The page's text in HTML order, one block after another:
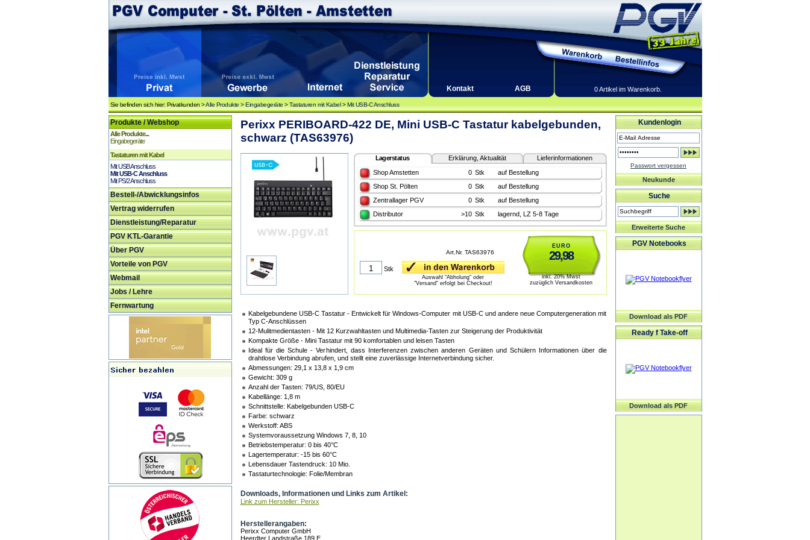
Kontakt AGB 0 Artikel im Warenkorb.
Sie befinden sich hier: Privatkunden >Alle Produkte >Eingabegeräte >Tastaturen mit Kabel>Mit USB-C Anschluss
Produkte / Webshop
Alle Produkte...
Eingabegeräte
Tastaturen mit Kabel
Mit USB Anschluss
Mit USB-C Anschluss
Mit PS/2 Anschluss
Bestell-/Abwicklungsinfos
Vertrag widerrufen
Dienstleistung/Reparatur
PGV KTL-Garantie
Über PGV
Vorteile von PGV
Webmail
Jobs / Lehre
Fernwartung
Perixx PERIBOARD-422 DE, Mini USB-C Tastatur kabelgebunden,
schwarz (TAS63976)
Lagerstatus Erklärung, Aktualität
Lieferinformationen
Shop Amstetten
0 Stk
auf Bestellung
Shop St. Pölten
0 Stk
auf Bestellung
Zentrallager PGV
0 Stk
auf Bestellung
Distributor
>10 Stk lagernd, LZ 5-8 Tage
EURO
29,98
inkl. 20% Mwst
zuzüglich Versandkosten
Art.Nr. TAS63976
Stk
Auswahl "Abholung" oder
"Versand" erfolgt bei Checkout!
Kabelgebundene USB-C Tastatur - Entwickelt für Windows-Computer mit USB-C und andere neue Computergeneration mit
Typ C-Anschlüssen
12-Mulitmedientasten - Mit 12 Kurzwahltasten und Multimedia-Tasten zur Steigerung der Produktivität
Kompakte Größe - Mini Tastatur mit 90 komfortablen und leisen Tasten
Ideal für die Schule - Verhindert, dass Interferenzen zwischen anderen Geräten und Schülern Informationen über die
drahtlose Verbindung abrufen, und stellt eine zuverlässige Internetverbindung sicher.
Abmessungen: 29,1 x 13,8 x 1,9 cm
Gewicht: 309 g
Anzahl der Tasten: 79/US, 80/EU
Kabellänge: 1,8 m
Schnittstelle: Kabelgebunden USB-C
Farbe: schwarz
Werkstoff: ABS
Systemvoraussetzung Windows 7, 8, 10
Betriebstemperatur: 0 bis 40°C
Lagertemperatur: -15 bis 60°C
Lebensdauer Tastendruck: 10 Mio.
Tastaturtechnologie: Folie/Membran
Downloads, Informationen und Links zum Artikel:
Link zum Hersteller: Perixx
Herstellerangaben:
Perixx Computer GmbH
Heerdter Landstraße 189 E
Kundenlogin
Passwort vergessen
Neukunde
Suche
Erweiterte Suche
PGV Notebooks
Download als PDF
Ready f Take-off
Download als PDF